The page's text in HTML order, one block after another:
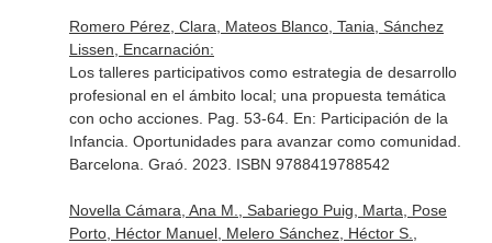
Romero Pérez, Clara, Mateos Blanco, Tania, Sánchez
Lissen, Encarnación:
Los talleres participativos como estrategia de desarrollo
profesional en el ámbito local; una propuesta temática
con ocho acciones. Pag. 53-64. En: Participación de la
Infancia. Oportunidades para avanzar como comunidad
Barcelona. Graó. 2023. ISBN 9788419788542
Novella Cámara, Ana M., Sabariego Puig, Marta, Pose
Porto, Héctor Manuel, Melero Sánchez, Héctor S.,